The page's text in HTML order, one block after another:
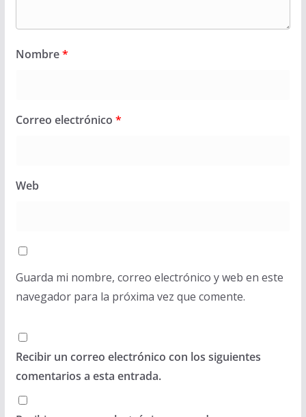
Nombre*
Correo electrónico *
Web
Guarda mi nombre, correo electrónico y web en este
navegador para la próxima vez que comente.
Recibir un correo electrónico con los siguientes
comentarios a esta entrada.